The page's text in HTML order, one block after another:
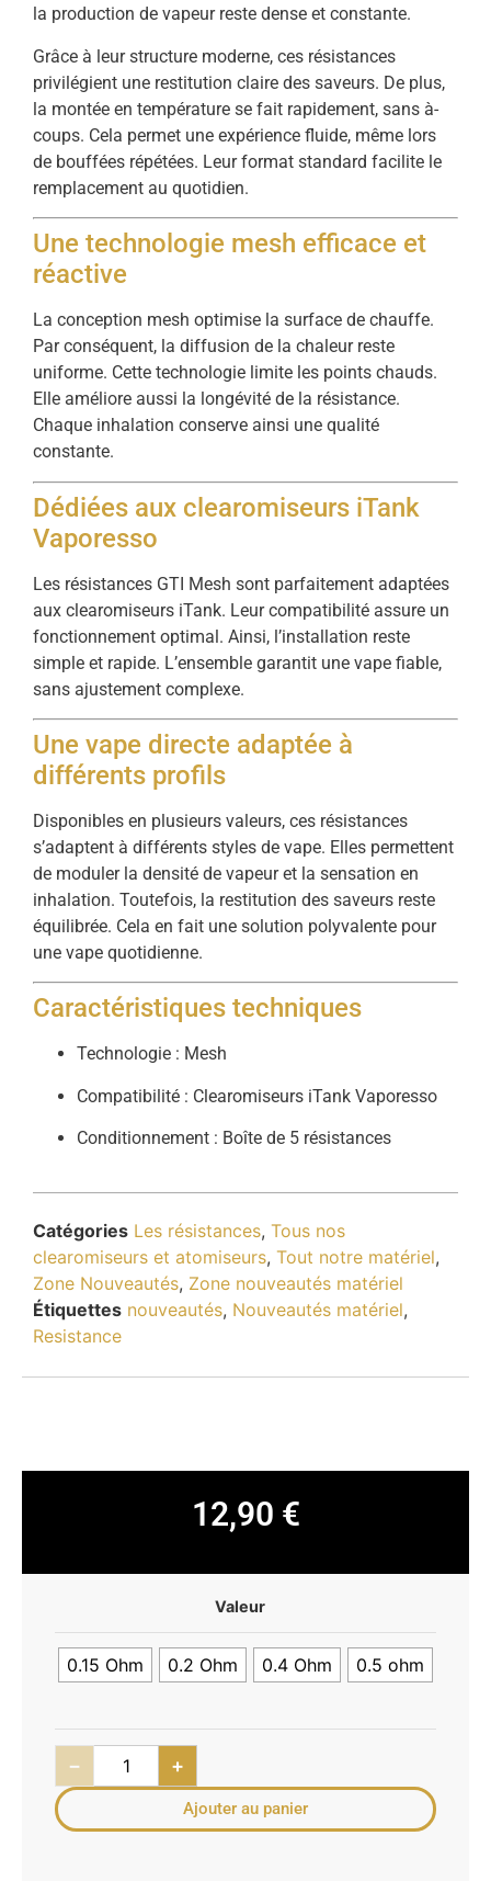
la production de vapeur reste dense et constante.
Grâce à leur structure moderne, ces résistances
privilégient une restitution claire des saveurs. De plus,
la montée en température se fait rapidement, sans à-
coups. Cela permet une expérience fluide, même lors
de bouffées répétées. Leur format standard facilite le
remplacement au quotidien.
Une technologie mesh efficace et
réactive
La conception mesh optimise la surface de chauffe.
Par conséquent, la diffusion de la chaleur reste
uniforme. Cette technologie limite les points chauds.
Elle améliore aussi la longévité de la résistance.
Chaque inhalation conserve ainsi une qualité
constante.
Dédiées aux clearomiseurs iTank
Vaporesso
Les résistances GTI Mesh sont parfaitement adaptées
aux clearomiseurs iTank. Leur compatibilité assure un
fonctionnement optimal. Ainsi, l’installation reste
simple et rapide. L’ensemble garantit une vape fiable,
sans ajustement complexe.
Une vape directe adaptée à
différents profils
Disponibles en plusieurs valeurs, ces résistances
s’adaptent à différents styles de vape. Elles permettent
de moduler la densité de vapeur et la sensation en
inhalation. Toutefois, la restitution des saveurs reste
équilibrée. Cela en fait une solution polyvalente pour
une vape quotidienne.
Caractéristiques techniques
Technologie : Mesh
Compatibilité : Clearomiseurs iTank Vaporesso
Conditionnement : Boîte de 5 résistances
Catégories Les résistances, Tous nos
clearomiseurs et atomiseurs, Tout notre matériel,
Zone Nouveautés, Zone nouveautés matériel
Étiquettes nouveautés, Nouveautés matériel,
Resistance
12,90 €
Valeur
0.15 Ohm 0.2 Ohm 0.4 Ohm 0.5 ohm
− +
Ajouter au panier